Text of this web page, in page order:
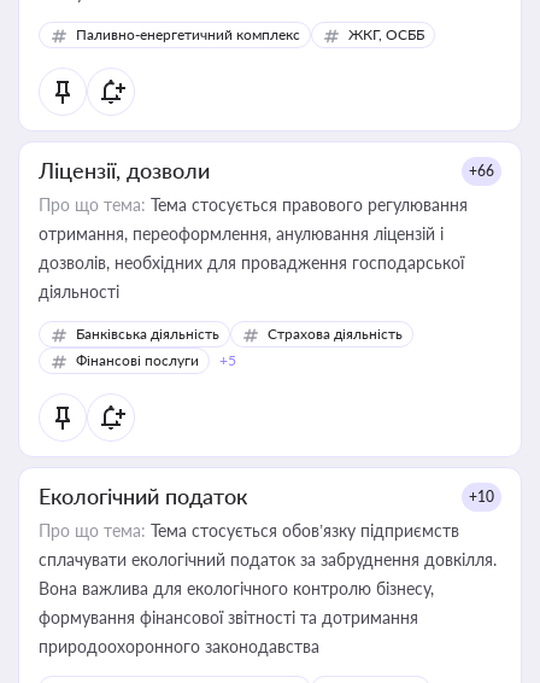
Паливно-енергетичний комплекс ЖКГ, ОСББ
Ліцензії, дозволи +66
Про що тема: Тема стосується правового регулювання
отримання, переоформлення, анулювання ліцензій і
дозволів, необхідних для провадження господарської
діяльності
Банківська діяльність
Страхова діяльність
Фінансові послуги
+5
Екологічний податок +10
Про що тема: Тема стосується обов’язку підприємств
сплачувати екологічний податок за забруднення довкілля.
Вона важлива для екологічного контролю бізнесу,
формування фінансової звітності та дотримання
природоохоронного законодавства